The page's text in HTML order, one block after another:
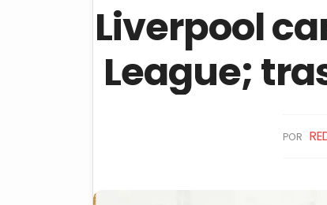
Liverpool
League;
POR